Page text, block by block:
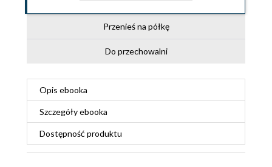
Przenieś na półkę
Do przechowalni
Opis ebooka
Szczegółyebooka
Dostępność produktu